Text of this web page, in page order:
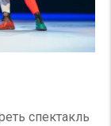
спектакль